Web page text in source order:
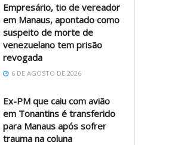
Empresário, tio de vereador
em Manaus, apontado como
suspeito de morte de
venezuelano tem prisão
revogada
6 DE AGOSTO DE 2026
Ex-PM que caiu com avião
em Tonantins é transferido
para Manaus após sofrer
trauma na coluna